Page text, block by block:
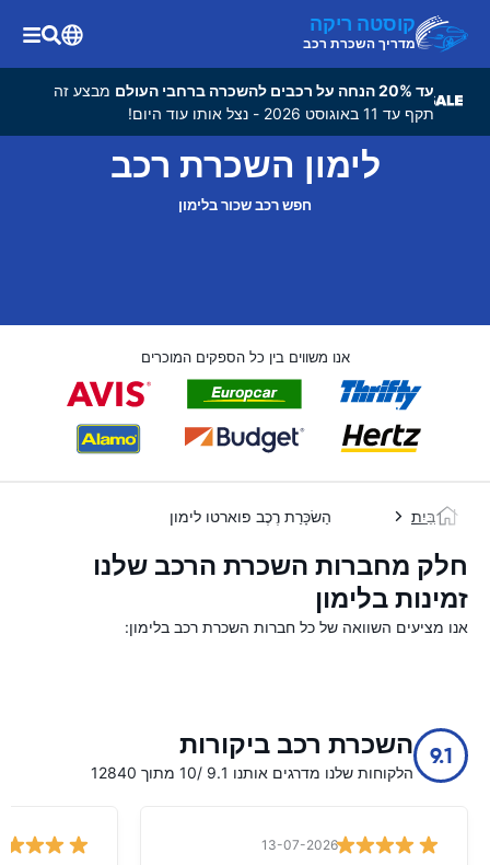
קוסטה ריקה
מדריך השכרת רכב
עד 20% הנחה על רכבים להשכרה ברחבי העולם
מבצע זה
תקף עד 11 באוגוסט 2026 - נצל אותו עוד היום!
לימון השכרת רכב
חפש רכב שכור בלימון
אנו משווים בין כל הספקים המוכרים
בַּיִת הַשׂכָּרַת רֶכֶב פוארטו לימון
חלק מחברות השכרת הרכב שלנו
זמינות בלימון
אנו מציעים השוואה של כל חברות השכרת רכב בלימון:
9.1 השכרת רכב ביקורות
הלקוחות שלנו מדרגים אותנו 9.1 /10 מתוך 12840
13-07-2026